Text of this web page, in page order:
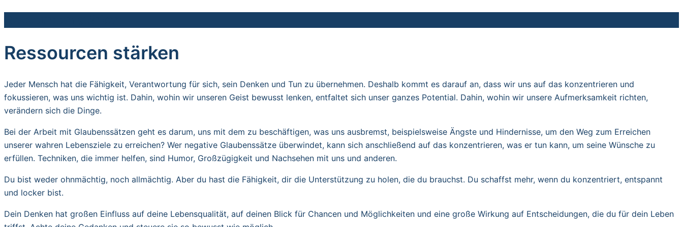
Ressourcen stärken
Jeder Mensch hat die Fähigkeit, Verantwortung für sich, sein Denken und Tun zu übernehmen. Deshalb kommt es darauf an, dass wir uns auf das konzentrieren und
fokussieren, was uns wichtig ist. Dahin, wohin wir unseren Geist bewusst lenken, entfaltet sich unser ganzes Potential. Dahin, wohin wir unsere Aufmerksamkeit richten,
verändern sich die Dinge.
Bei der Arbeit mit Glaubenssätzen geht es darum, uns mit dem zu beschäftigen, was uns ausbremst, beispielsweise Ängste und Hindernisse, um den Weg zum Erreichen
unserer wahren Lebensziele zu erreichen? Wer negative Glaubenssätze überwindet, kann sich anschließend auf das konzentrieren, was er tun kann, um seine Wünsche zu
erfüllen. Techniken, die immer helfen, sind Humor, Großzügigkeit und Nachsehen mit uns und anderen.
Du bist weder ohnmächtig, noch allmächtig. Aber du hast die Fähigkeit, dir die Unterstützung zu holen, die du brauchst. Du schaffst mehr, wenn du konzentriert, entspannt
und locker bist.
Dein Denken hat großen Einfluss auf deine Lebensqualität, auf deinen Blick für Chancen und Möglichkeiten und eine große Wirkung auf Entscheidungen, die du für dein Leben